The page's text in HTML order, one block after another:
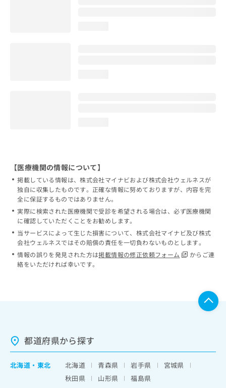
【医療機関の情報について】
掲載している情報は、株式会社マイナビおよび株式会社ウェルネスが
独自に収集したものです。正確な情報に努めておりますが、内容を完
全に保証するものではありません。
実際に検索された医療機関で受診を希望される場合は、必ず医療機関
に確認していただくことをお勧めします。
当サービスによって生じた損害について、株式会社マイナビ及び株式
会社ウェルネスではその賠償の責任を一切負わないものとします。
情報の誤りを発見された方は掲載情報の修正依頼フォーム
からご連
絡をいただければ幸いです。
都道府県から探す
北海道 ・ 東北 北海道 青森県 岩手県
宮城県
秋田県
山形県
福島県